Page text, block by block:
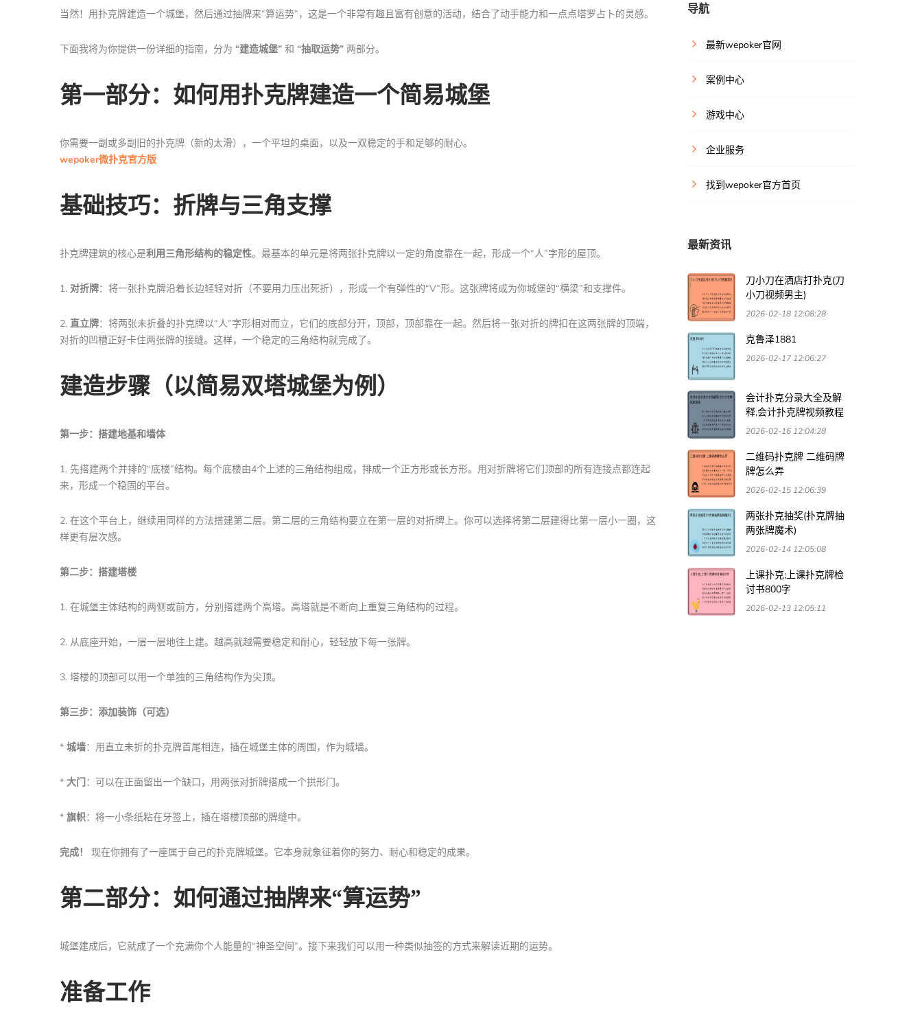
当然！用扑克牌建造一个城堡，然后通过抽牌来“算运势”，这是一个非常有趣且富有创意的活动，结合了动手能力和一点点塔罗占卜的灵感。
下面我将为你提供一份详细的指南，分为 “建造城堡” 和 “抽取运势” 两部分。
第一部分：如何用扑克牌建造一个简易城堡
你需要一副或多副旧的扑克牌（新的太滑），一个平坦的桌面，以及一双稳定的手和足够的耐心。
wepoker微扑克官方版
基础技巧：折牌与三角支撑
扑克牌建筑的核心是利用三角形结构的稳定性。最基本的单元是将两张扑克牌以一定的角度靠在一起，形成一个“人”字形的屋顶。
1. 对折牌：将一张扑克牌沿着长边轻轻对折（不要用力压出死折），形成一个有弹性的“V”形。这张牌将成为你城堡的“横梁”和支撑件。
2. 直立牌：将两张未折叠的扑克牌以“人”字形相对而立，它们的底部分开，顶部，顶部靠在一起。然后将一张对折的牌扣在这两张牌的顶端，
对折的凹槽正好卡住两张牌的接缝。这样，一个稳定的三角结构就完成了。
建造步骤（以简易双塔城堡为例）
第一步：搭建地基和墙体
1. 先搭建两个并排的“底楼”结构。每个底楼由4个上述的三角结构组成，排成一个正方形或长方形。用对折牌将它们顶部的所有连接点都连起
来，形成一个稳固的平台。
2. 在这个平台上，继续用同样的方法搭建第二层。第二层的三角结构要立在第一层的对折牌上。你可以选择将第二层建得比第一层小一圈，这
样更有层次感。
第二步：搭建塔楼
1. 在城堡主体结构的两侧或前方，分别搭建两个高塔。高塔就是不断向上重复三角结构的过程。
2. 从底座开始，一层一层地往上建。越高就越需要稳定和耐心，轻轻放下每一张牌。
3. 塔楼的顶部可以用一个单独的三角结构作为尖顶。
第三步：添加装饰（可选）
* 城墙：用直立未折的扑克牌首尾相连，插在城堡主体的周围，作为城墙。
* 大门 ：可以在正面留出一个缺口，用两张对折牌搭成一个拱形门。
* 旗帜：将一小条纸粘在牙签上，插在塔楼顶部的牌缝中。
完成！ 现在你拥有了一座属于自己的扑克牌城堡。它本身就象征着你的努力、耐心和稳定的成果。
第二部分：如何通过抽牌来“算运势”
城堡建成后，它就成了一个充满你个人能量的“神圣空间”。接下来我们可以用一种类似抽签的方式来解读近期的运势。
准备工作
导航
最新wepoker官网
案例中心
游戏中心
企业服务
找到wepoker官方首页
最新资讯
刀小刀在洒店打扑克(刀
小刀视频男主)
2026-02-18 12:08:28
克鲁泽1881
2026-02-17 12:06:27
会计扑克分录大全及解
释,会计扑克牌视频教程
2026-02-16 12:04:28
二维码扑克牌 二维码牌
牌怎么弄
2026-02-15 12:06:39
两张扑克抽奖(扑克牌抽
两张牌魔术)
2026-02-14 12:05:08
上课扑克;上课扑克牌检
讨书800字
2026-02-13 12:05:11